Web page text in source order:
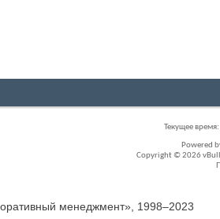
Текущее время:
Powered
Copyright © 2026
менеджмент», 1998–2023